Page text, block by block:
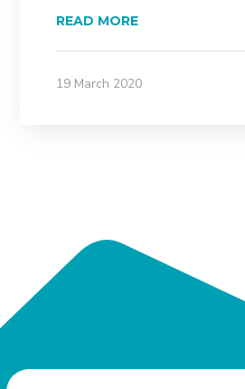
READ MORE
19 March 2020